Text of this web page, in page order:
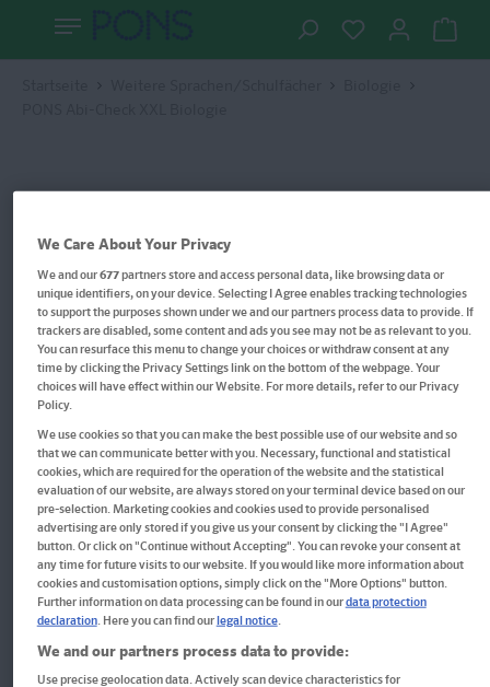
Im Buch blättern
PONS Abi-Check XXL Biologie
Umfangreiches Abi-Wissen mit Prüfungs-Check
Buch
We Care About Your Privacy
We and our677partners store and access personal data, like browsing data or
unique identifiers, on your device. Selecting I Agree enables tracking technologies
to support the purposes shown under we and our partners process data to provide. If
trackers are disabled, some content and ads you see may not be as relevant to you.
You can resurface this menu to change your choices or withdraw consent at any
time by clicking the Privacy Settings link on the bottom of the webpage. Your
choices will have effect within our Website. For more details, refer to our Privacy
Policy.
We use cookies so that you can make the best possible use of our website and so
that we can communicate better with you. Necessary, functional and statistical
cookies, which are required for the operation of the website and the statistical
evaluation of our website, are always stored on your terminal device based on our
pre-selection. Marketing cookies and cookies used to provide personalised
advertising are only stored if you give us your consent by clicking the "I Agree"
button. Or click on "Continue without Accepting". You can revoke your consent at
any time for future visits to our website. If you would like more information about
cookies and customisation options, simply click on the "More Options" button.
Further information on data processing can be found in ourdata protection
declaration. Here you can find our legal notice.
We and our partners process data to provide:
Use precise geolocation data. Actively scan device characteristics for